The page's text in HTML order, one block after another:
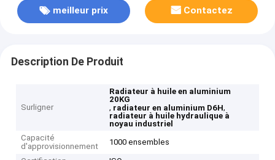
meilleur prix Contactez
Description De Produit
Surligner
Radiateur à huile en aluminium
20KG
, radiateur en aluminium D6H,
radiateur à huile hydraulique à
noyau industriel
Capacité
d'approvisionnement
1000 ensembles